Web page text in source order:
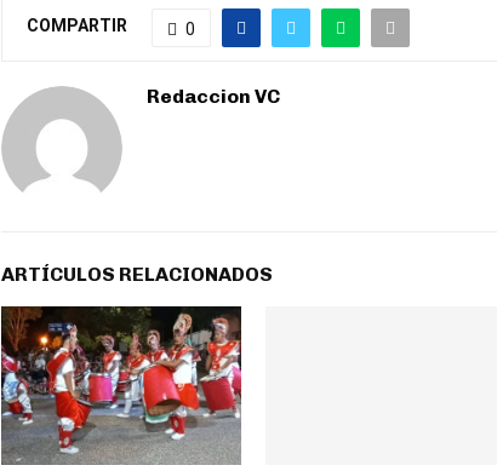
COMPARTIR 0
Redaccion VC
ARTÍCULOS RELACIONADOS